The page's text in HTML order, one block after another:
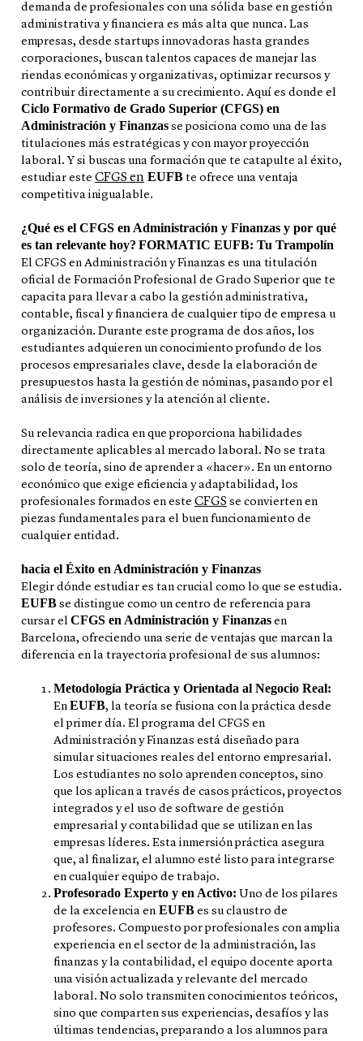
demanda de profesionales con una sólida base en gestión
administrativa y financiera es más alta que nunca. Las
empresas, desde startups innovadoras hasta grandes
corporaciones, buscan talentos capaces de manejar las
riendas económicas y organizativas, optimizar recursos y
contribuir directamente a su crecimiento. Aquí es donde el
Ciclo Formativo de Grado Superior (CFGS) en
Administración y Finanzas se posiciona como una de las
titulaciones más estratégicas y con mayor proyección
laboral. Y si buscas una formación que te catapulte al éxito,
estudiar este CFGS en EUFB te ofrece una ventaja
competitiva inigualable.
¿Qué es el CFGS en Administración y Finanzas y por qué
es tan relevante hoy?
El CFGS en Administración y Finanzas es una titulación
oficial de Formación Profesional de Grado Superior que te
capacita para llevar a cabo la gestión administrativa,
contable, fiscal y financiera de cualquier tipo de empresa u
organización. Durante este programa de dos años, los
estudiantes adquieren un conocimiento profundo de los
procesos empresariales clave, desde la elaboración de
presupuestos hasta la gestión de nóminas, pasando por el
análisis de inversiones y la atención al cliente.
Su relevancia radica en que proporciona habilidades
directamente aplicables al mercado laboral. No se trata
solo de teoría, sino de aprender a «hacer». En un entorno
económico que exige eficiencia y adaptabilidad, los
profesionales formados en este CFGS se convierten en
piezas fundamentales para el buen funcionamiento de
cualquier entidad.
FORMATIC EUFB: Tu Trampolín
hacia el Éxito en Administración y Finanzas
Elegir dónde estudiar es tan crucial como lo que se estudia.
EUFB se distingue como un centro de referencia para
cursar el CFGS en Administración y Finanzas en
Barcelona, ofreciendo una serie de ventajas que marcan la
diferencia en la trayectoria profesional de sus alumnos:
Metodología Práctica y Orientada al Negocio Real:
En EUFB, la teoría se fusiona con la práctica desde
el primer día. El programa del CFGS en
Administración y Finanzas está diseñado para
simular situaciones reales del entorno empresarial.
Los estudiantes no solo aprenden conceptos, sino
que los aplican a través de casos prácticos, proyectos
integrados y el uso de software de gestión
empresarial y contabilidad que se utilizan en las
empresas líderes. Esta inmersión práctica asegura
que, al finalizar, el alumno esté listo para integrarse
en cualquier equipo de trabajo.
Profesorado Experto y en Activo: Uno de los pilares
de la excelencia en EUFB es su claustro de
profesores. Compuesto por profesionales con amplia
experiencia en el sector de la administración, las
finanzas y la contabilidad, el equipo docente aporta
una visión actualizada y relevante del mercado
laboral. No solo transmiten conocimientos teóricos,
sino que comparten sus experiencias, desafíos y las
últimas tendencias, preparando a los alumnos para